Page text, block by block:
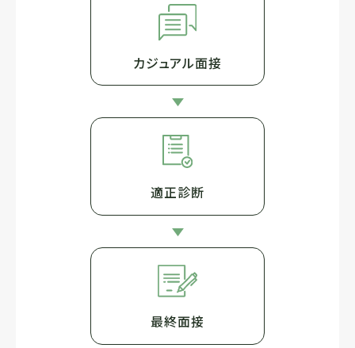
カジュアル面接
適正診断
最終面接